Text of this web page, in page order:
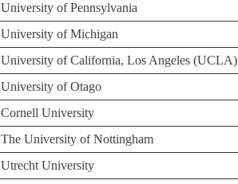
University of Pennsylvania
University of Michigan
University of California, Los Angeles (UCLA)
University of Otago
Cornell University
The University of Nottingham
Utrecht University